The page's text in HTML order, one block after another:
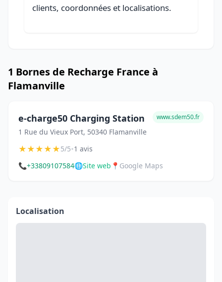
clients, coordonnées et localisations.
1 Bornes de Recharge France à
Flamanville
e-charge50 Charging Station
1 Rue du Vieux Port, 50340 Flamanville
www.sdem50.fr
★★★★★5/5•1 avis
📞+33809107584🌐Site web 📍 Google Maps
Localisation